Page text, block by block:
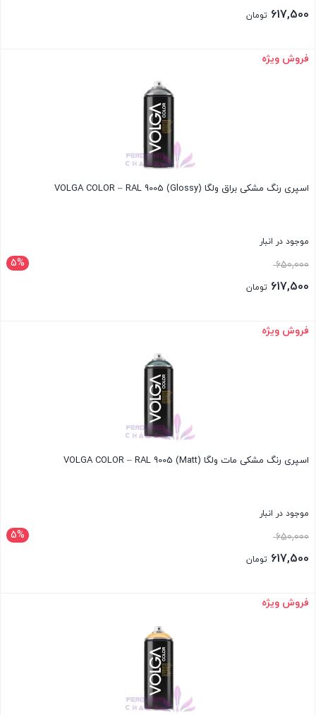
اصلی:
بود.
617,500 تومان
فعلی:
بستن
فروش ویژه
اسپری رنگ مشکی براق ولگا VOLGA COLOR – RAL 9005 (Glossy)
موجود در انبار
5% 650,000قیمت
اصلی:
بود.
617,500 تومان
فعلی:
بستن
فروش ویژه
اسپری رنگ مشکی مات ولگا VOLGA COLOR – RAL 9005 (Matt)
موجود در انبار
5% 650,000قیمت
اصلی:
بود.
617,500 تومان
فعلی:
بستن
فروش ویژه